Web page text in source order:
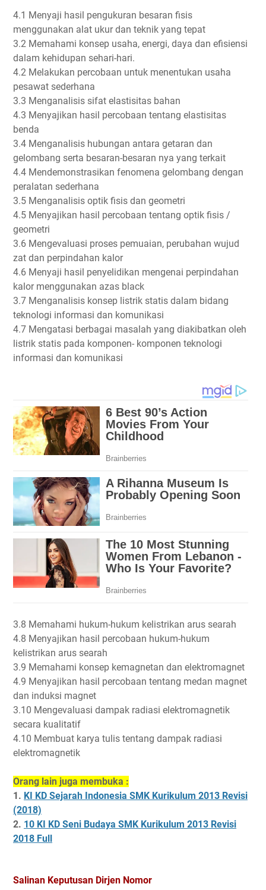
4.1 Menyaji hasil pengukuran besaran fisis
menggunakan alat ukur dan teknik yang tepat
3.2 Memahami konsep usaha, energi, daya dan efisiensi
dalam kehidupan sehari-hari.
4.2 Melakukan percobaan untuk menentukan usaha
pesawat sederhana
3.3 Menganalisis sifat elastisitas bahan
4.3 Menyajikan hasil percobaan tentang elastisitas
benda
3.4 Menganalisis hubungan antara getaran dan
gelombang serta besaran-besaran nya yang terkait
4.4 Mendemonstrasikan fenomena gelombang dengan
peralatan sederhana
3.5 Menganalisis optik fisis dan geometri
4.5 Menyajikan hasil percobaan tentang optik fisis /
geometri
3.6 Mengevaluasi proses pemuaian, perubahan wujud
zat dan perpindahan kalor
4.6 Menyaji hasil penyelidikan mengenai perpindahan
kalor menggunakan azas black
3.7 Menganalisis konsep listrik statis dalam bidang
teknologi informasi dan komunikasi
4.7 Mengatasi berbagai masalah yang diakibatkan oleh
listrik statis pada komponen- komponen teknologi
informasi dan komunikasi
3.8 Memahami hukum-hukum kelistrikan arus searah
4.8 Menyajikan hasil percobaan hukum-hukum
kelistrikan arus searah
3.9 Memahami konsep kemagnetan dan elektromagnet
4.9 Menyajikan hasil percobaan tentang medan magnet
dan induksi magnet
3.10 Mengevaluasi dampak radiasi elektromagnetik
secara kualitatif
4.10 Membuat karya tulis tentang dampak radiasi
elektromagnetik
Orang lain juga membuka :
1. KI KD Sejarah Indonesia SMK Kurikulum 2013 Revisi
(2018)
2. 10 KI KD Seni Budaya SMK Kurikulum 2013 Revisi
2018 Full
Salinan Keputusan Dirjen Nomor